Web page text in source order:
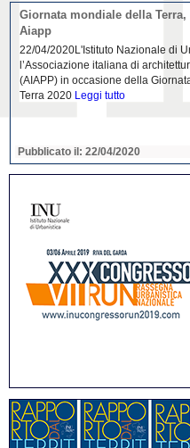
Giornata mondiale della
Aiapp
22/04/2020L'Istituto Nazionale di
l’Associazione italiana di
(AIAPP) in occasione della
Terra 2020 Leggi tutto
Pubblicato il: 22/04/2020